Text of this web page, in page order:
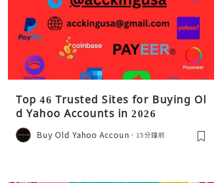
Top 46 Trusted Sites for Buying Ol
d Yahoo Accounts in 2026
Buy Old Yahoo Accoun 15分鐘前